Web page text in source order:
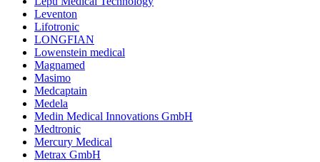
Leventon
Lifotronic
LONGFIAN
Lowenstein medical
Magnamed
Masimo
Medcaptain
Medela
Medin Medical Innovations GmbH
Medtronic
Mercury Medical
Metrax GmbH